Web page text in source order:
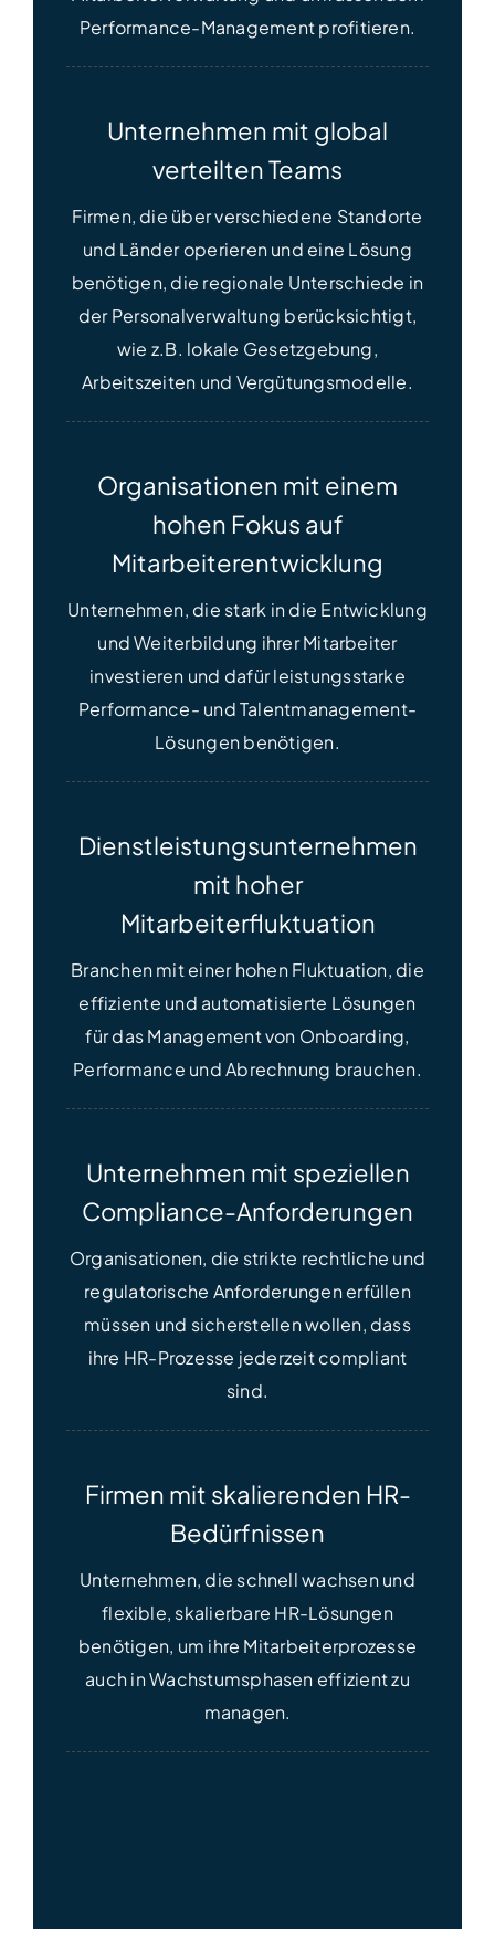
Performance-Management profitieren.
Unternehmen mit global
verteilten Teams
Firmen, die über verschiedene Standorte
und Länder operieren und eine Lösung
benötigen, die regionale Unterschiede in
der Personalverwaltung berücksichtigt,
wie z.B. lokale Gesetzgebung,
Arbeitszeiten und Vergütungsmodelle.
Organisationen mit einem
hohen Fokus auf
Mitarbeiterentwicklung
Unternehmen, die stark in die Entwicklung
und Weiterbildung ihrer Mitarbeiter
investieren und dafür leistungsstarke
Performance- und Talentmanagement-
Lösungen benötigen.
Dienstleistungsunternehmen
mit hoher
Mitarbeiterfluktuation
Branchen mit einer hohen Fluktuation, die
effiziente und automatisierte Lösungen
für das Management von Onboarding,
Performance und Abrechnung brauchen.
Unternehmen mit speziellen
Compliance-Anforderungen
Organisationen, die strikte rechtliche und
regulatorische Anforderungen erfüllen
müssen und sicherstellen wollen, dass
ihre HR-Prozesse jederzeit compliant
sind.
Firmen mit skalierenden HR-
Bedürfnissen
Unternehmen, die schnell wachsen und
flexible, skalierbare HR-Lösungen
benötigen, um ihre Mitarbeiterprozesse
auch in Wachstumsphasen effizient zu
managen.